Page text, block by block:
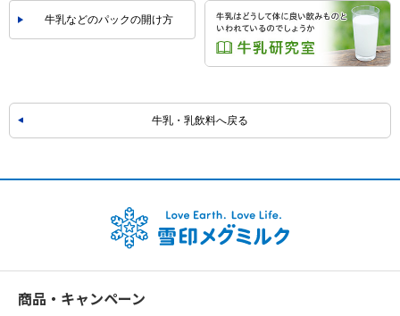
牛乳などのパックの開け方
牛乳・乳飲料へ戻る
商品・キャンペーン